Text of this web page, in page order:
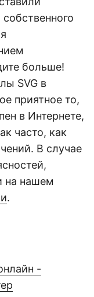
больше!
SVG в
приятное то,
в Интернете,
часто, как
В случае
на нашем
.
-